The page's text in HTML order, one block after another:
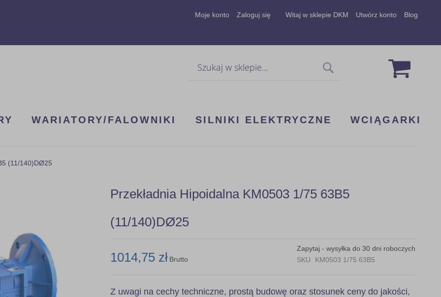
Moje konto Zaloguj się Witaj w sklepie DKM Utwórz konto Blog
Mój
WARIATORY/FALOWNIKI SILNIKI ELEKTRYCZNE WCIĄGARKI
(11/140)DØ25
Przekładnia Hipoidalna KM0503 1/75 63B5
(11/140)DØ25
Zapytaj - wysyłka do 30 dni roboczych
SKU
KM0503 1/75 63B5
1014,75 zł Brutto
Z uwagi na cechy techniczne, prostą budowę oraz stosunek ceny do jakości,